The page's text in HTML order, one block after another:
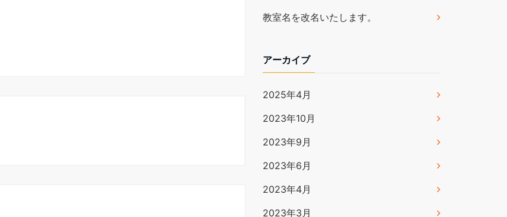
教室名を改名いたします。
アーカイブ
2025年4月
2023年10月
2023年9月
2023年6月
2023年4月
2023年3月